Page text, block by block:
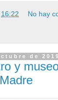
16:22 No hay
de 2019
y